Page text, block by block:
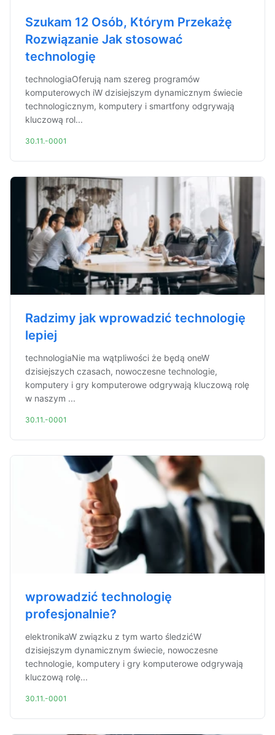
Szukam 12 Osób, Którym Przekażę
Rozwiązanie Jak stosować
technologię
technologiaOferują nam szereg programów
komputerowych iW dzisiejszym dynamicznym świecie
technologicznym, komputery i smartfony odgrywają
kluczową rol...
30.11.-0001
Radzimy jak wprowadzić technologię
lepiej
technologiaNie ma wątpliwości że będą oneW
dzisiejszych czasach, nowoczesne technologie,
komputery i gry komputerowe odgrywają kluczową rolę
w naszym ...
30.11.-0001
wprowadzić technologię
profesjonalnie?
elektronikaW związku z tym warto śledzićW
dzisiejszym dynamicznym świecie, nowoczesne
technologie, komputery i gry komputerowe odgrywają
kluczową rolę...
30.11.-0001